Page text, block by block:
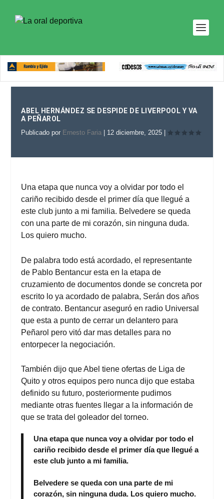
ABEL HERNÁNDEZ SE DESPIDE DE LIVERPOOL Y VA
A PEÑAROL
Publicado por Ernesto Faria 12 diciembre, 2025
Una etapa que nunca voy a olvidar por todo el
cariño recibido desde el primer día que llegué a
este club junto a mi familia. Belvedere se queda
con una parte de mi corazón, sin ninguna duda.
Los quiero mucho.
De palabra todo está acordado, el representante
de Pablo Bentancur esta en la etapa de
cruzamiento de documentos donde se concreta por
escrito lo ya acordado de palabra, Serán dos años
de contrato. Bentancur aseguró en radio Universal
que esta a punto de cerrar un delantero para
Peñarol pero vitó dar mas detalles para no
entorpecer la negociación.
También dijo que Abel tiene ofertas de Liga de
Quito y otros equipos pero nunca dijo que estaba
definido su futuro, posteriormente pudimos
mediante otras fuentes llegar a la información de
que se trata del goleador del torneo.
Una etapa que nunca voy a olvidar por todo el
cariño recibido desde el primer día que llegué a
este club junto a mi familia.
Belvedere se queda con una parte de mi
corazón, sin ninguna duda. Los quiero mucho.